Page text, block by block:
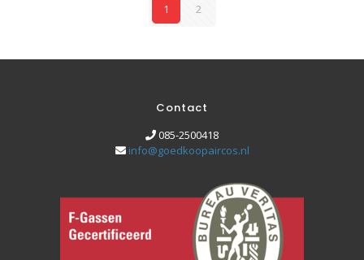
1 2
Contact
085-2500418
info@goedkoopaircos.nl